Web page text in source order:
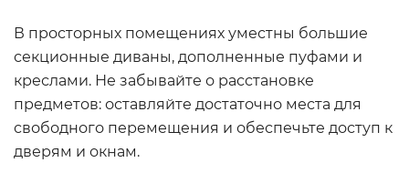
В просторных помещениях уместны большие
секционные диваны, дополненные пуфами и
креслами. Не забывайте о расстановке
предметов: оставляйте достаточно места для
свободного перемещения и обеспечьте доступ к
дверям и окнам.